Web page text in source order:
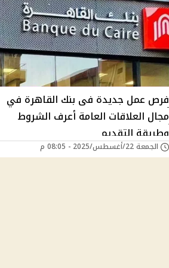
فرص عمل جديدة فى بنك القاهرة في
مجال العلاقات العامة أعرف الشروط
وطريقة التقديم
الجمعة 22/أغسطس/2025 - 08:05 م